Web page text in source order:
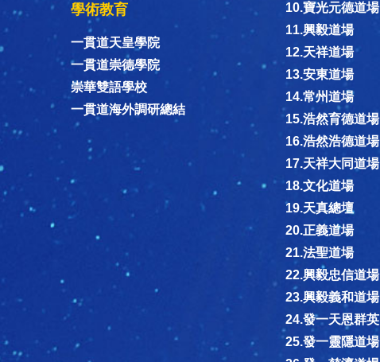
學術教育
一貫道天皇學院
一貫道崇德學院
崇華雙語學校
一貫道海外調研總結
10.寶光元德道場
11.興毅道場
12.天祥道場
13.安東道場
14.常州道場
15.浩然育德道場
16.浩然浩德道場
17.天祥大同道場
18.文化道場
19.天真總壇
20.正義道場
21.法聖道場
22.興毅忠信道場
23.興毅義和道場
24.發一天恩群英
25.發一靈隱道場